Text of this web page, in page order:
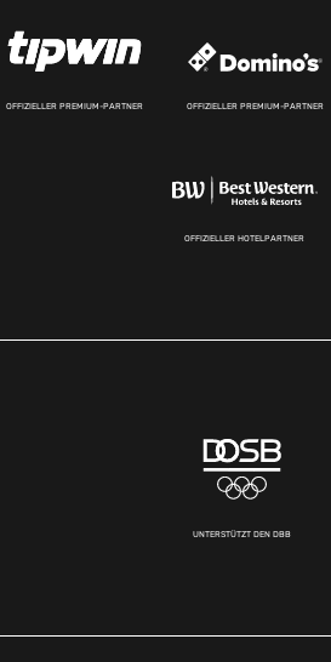
OFFIZIELLER PREMIUM-PARTNER OFFIZIELLER PREMIUM-PARTNER
OFFIZIELLER HOTELPARTNER
UNTERSTÜTZT DEN DBB